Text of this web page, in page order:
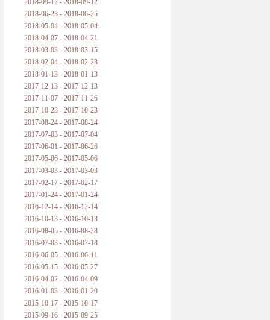
2018-09-12 - 2018-09-12
2018-06-23 - 2018-06-25
2018-05-04 - 2018-05-04
2018-04-07 - 2018-04-21
2018-03-03 - 2018-03-15
2018-02-04 - 2018-02-23
2018-01-13 - 2018-01-13
2017-12-13 - 2017-12-13
2017-11-07 - 2017-11-26
2017-10-23 - 2017-10-23
2017-08-24 - 2017-08-24
2017-07-03 - 2017-07-04
2017-06-01 - 2017-06-26
2017-05-06 - 2017-05-06
2017-03-03 - 2017-03-03
2017-02-17 - 2017-02-17
2017-01-24 - 2017-01-24
2016-12-14 - 2016-12-14
2016-10-13 - 2016-10-13
2016-08-05 - 2016-08-28
2016-07-03 - 2016-07-18
2016-06-05 - 2016-06-11
2016-05-15 - 2016-05-27
2016-04-02 - 2016-04-09
2016-01-03 - 2016-01-20
2015-10-17 - 2015-10-17
2015-09-16 - 2015-09-25